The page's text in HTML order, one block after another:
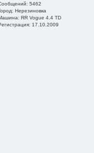
5462
Нерезиновка
RR Vogue 4.4 TD
17.10.2009